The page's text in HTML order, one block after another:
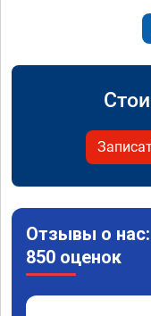
Отзывы о нас:
850 оценок